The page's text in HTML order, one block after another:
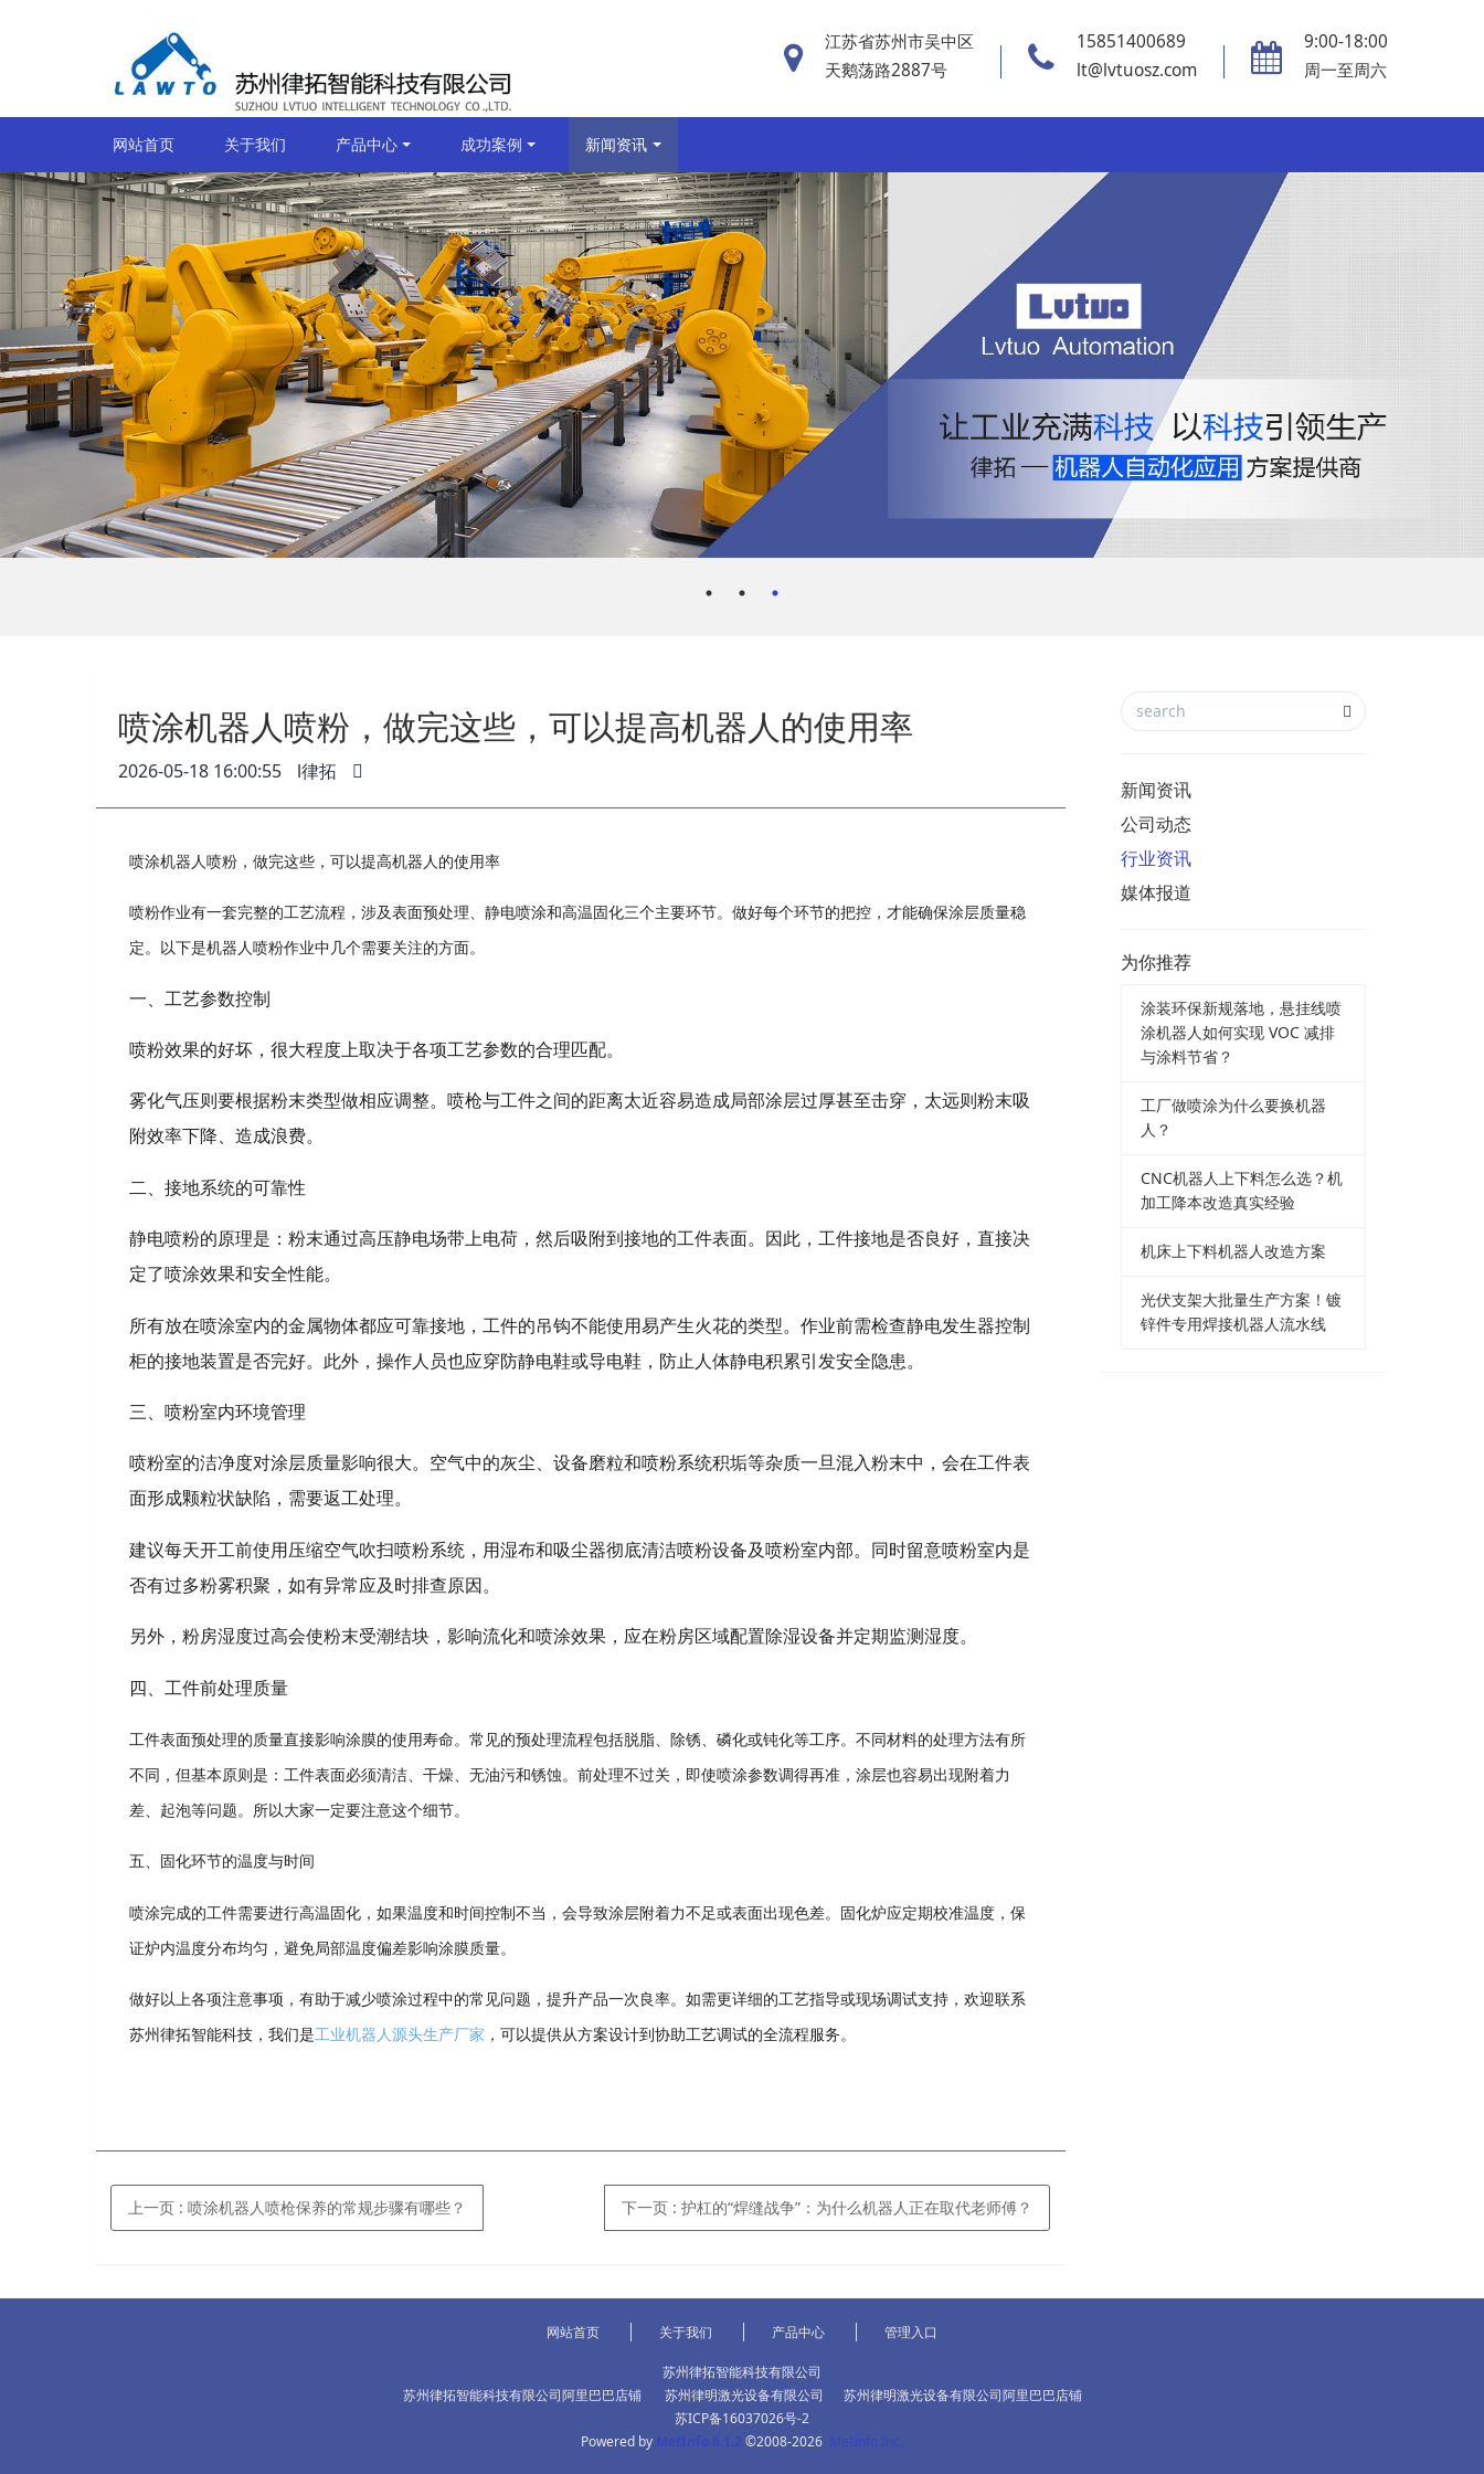
江苏省苏州市吴中区
天鹅荡路2887号
15851400689
lt@lvtuosz.com
9:00-18:00
周一至周六
网站首页 关于我们 产品中心 成功案例 新闻资讯
喷涂机器人喷粉，做完这些，可以提高机器人的使用率
2026-05-18 16:00:55 l律拓
喷涂机器人喷粉，做完这些，可以提高机器人的使用率
喷粉作业有一套完整的工艺流程，涉及表面预处理、静电喷涂和高温固化三个主要环节。做好每个环节的把控，才能确保涂层质量稳
定。以下是机器人喷粉作业中几个需要关注的方面。
一、工艺参数控制
喷粉效果的好坏，很大程度上取决于各项工艺参数的合理匹配。
雾化气压则要根据粉末类型做相应调整。喷枪与工件之间的距离太近容易造成局部涂层过厚甚至击穿，太远则粉末吸
附效率下降、造成浪费。
二、接地系统的可靠性
静电喷粉的原理是：粉末通过高压静电场带上电荷，然后吸附到接地的工件表面。因此，工件接地是否良好，直接决
定了喷涂效果和安全性能。
所有放在喷涂室内的金属物体都应可靠接地，工件的吊钩不能使用易产生火花的类型。作业前需检查静电发生器控制
柜的接地装置是否完好。此外，操作人员也应穿防静电鞋或导电鞋，防止人体静电积累引发安全隐患。
三、喷粉室内环境管理
喷粉室的洁净度对涂层质量影响很大。空气中的灰尘、设备磨粒和喷粉系统积垢等杂质一旦混入粉末中，会在工件表
面形成颗粒状缺陷，需要返工处理。
建议每天开工前使用压缩空气吹扫喷粉系统，用湿布和吸尘器彻底清洁喷粉设备及喷粉室内部。同时留意喷粉室内是
否有过多粉雾积聚，如有异常应及时排查原因。
另外，粉房湿度过高会使粉末受潮结块，影响流化和喷涂效果，应在粉房区域配置除湿设备并定期监测湿度。
四、工件前处理质量
工件表面预处理的质量直接影响涂膜的使用寿命。常见的预处理流程包括脱脂、除锈、磷化或钝化等工序。不同材料的处理方法有所
不同，但基本原则是：工件表面必须清洁、干燥、无油污和锈蚀。前处理不过关，即使喷涂参数调得再准，涂层也容易出现附着力
差、起泡等问题。所以大家一定要注意这个细节。
五、固化环节的温度与时间
喷涂完成的工件需要进行高温固化，如果温度和时间控制不当，会导致涂层附着力不足或表面出现色差。固化炉应定期校准温度，保
证炉内温度分布均匀，避免局部温度偏差影响涂膜质量。
做好以上各项注意事项，有助于减少喷涂过程中的常见问题，提升产品一次良率。如需更详细的工艺指导或现场调试支持，欢迎联系
苏州律拓智能科技，我们是工业机器人源头生产厂家 ，可以提供从方案设计到协助工艺调试的全流程服务。
上一页 : 喷涂机器人喷枪保养的常规步骤有哪些？ 下一页 : 护杠的“焊缝战争”：为什么机器人正在取代老师傅？
新闻资讯
公司动态
行业资讯
媒体报道
为你推荐
涂装环保新规落地，悬挂线喷
涂机器人如何实现 VOC 减排
与涂料节省？
工厂做喷涂为什么要换机器
人？
CNC机器人上下料怎么选？机
加工降本改造真实经验
机床上下料机器人改造方案
光伏支架大批量生产方案！镀
锌件专用焊接机器人流水线
网站首页 关于我们 产品中心 管理入口
苏州律拓智能科技有限公司
苏州律拓智能科技有限公司阿里巴巴店铺
苏州律明激光设备有限公司
苏州律明激光设备有限公司阿里巴巴店铺
苏ICP备16037026号-2
Powered by MetInfo 6.1.2 ©2008-2026 MetInfo Inc.